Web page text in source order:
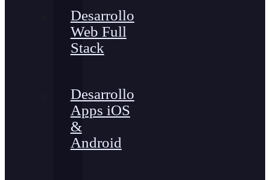
Desarrollo
Web Full
Stack
Desarrollo
Apps iOS
&
Android